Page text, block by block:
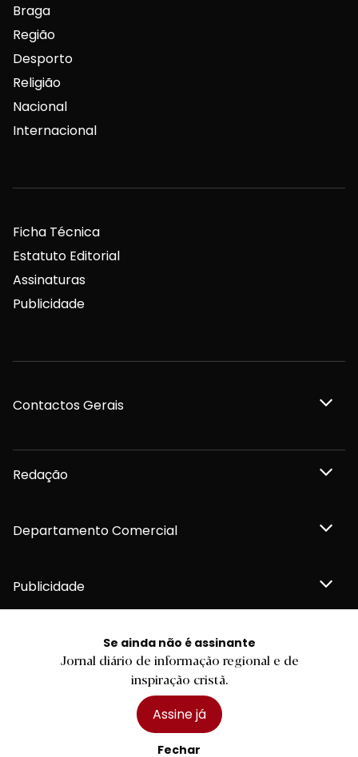
Se ainda não é assinante
Jornal diário de informação regional e de
inspiração cristã.
Assine já
Fechar
Braga
Região
Desporto
Religião
Nacional
Internacional
Ficha Técnica
Estatuto Editorial
Assinaturas
Publicidade
Contactos Gerais
Redação
Departamento Comercial
Publicidade
Privacidade e Cookies
Declaração de compromisso FSC®
Política de Confidencialidade
2026 Diário do Minho, Lda. © Todos os direitos reservados